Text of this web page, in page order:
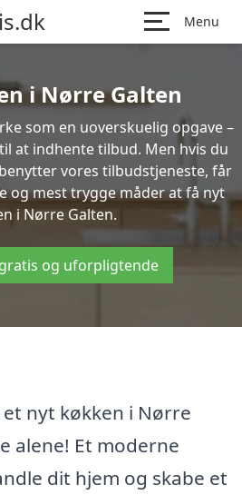
Menu
i Nørre Galten
som en uoverskuelig opgave –
at indhente tilbud. Men hvis du
vores tilbudstjeneste, får
og mest trygge måder at få nyt
i Nørre Galten.
og uforpligtende
nyt køkken i Nørre
alene! Et moderne
dit hjem og skabe et